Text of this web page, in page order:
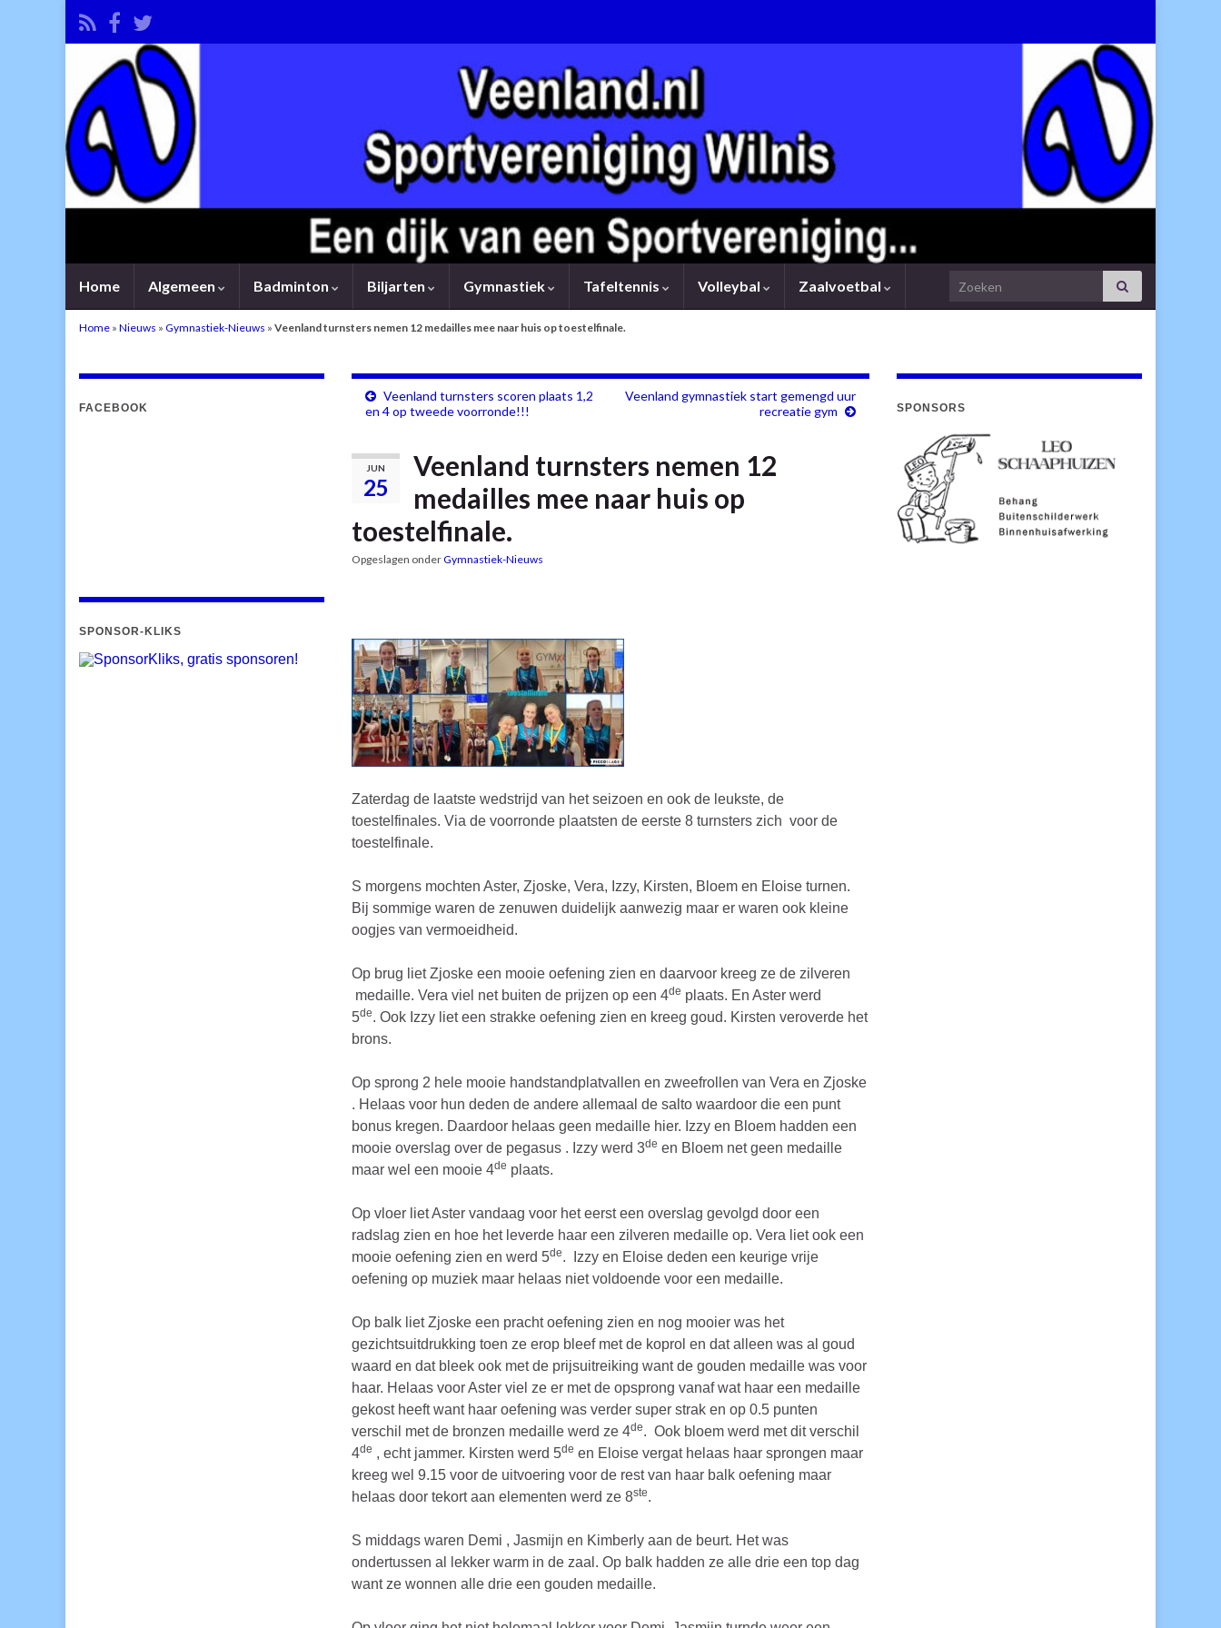
Home Algemeen Badminton Biljarten Gymnastiek Tafeltennis Volleybal Zaalvoetbal Search for:
Home » Nieuws » Gymnastiek-Nieuws » Veenland turnsters nemen 12 medailles mee naar huis op toestelfinale.
Veenland turnsters scoren plaats 1,2
en 4 op tweede voorronde!!!
Veenland gymnastiek start gemengd uur
recreatie gym
JUN
25
Veenland turnsters nemen 12
medailles mee naar huis op
toestelfinale.
Opgeslagen onderGymnastiek-Nieuws
Zaterdag de laatste wedstrijd van het seizoen en ook de leukste, de
toestelfinales. Via de voorronde plaatsten de eerste 8 turnsters zich voor de
toestelfinale.
S morgens mochten Aster, Zjoske, Vera, Izzy, Kirsten, Bloem en Eloise turnen.
Bij sommige waren de zenuwen duidelijk aanwezig maar er waren ook kleine
oogjes van vermoeidheid.
Op brug liet Zjoske een mooie oefening zien en daarvoor kreeg ze de zilveren
medaille. Vera viel net buiten de prijzen op een 4de plaats. En Aster werd
5de. Ook Izzy liet een strakke oefening zien en kreeg goud. Kirsten veroverde het
brons.
Op sprong 2 hele mooie handstandplatvallen en zweefrollen van Vera en Zjoske
. Helaas voor hun deden de andere allemaal de salto waardoor die een punt
bonus kregen. Daardoor helaas geen medaille hier. Izzy en Bloem hadden een
mooie overslag over de pegasus . Izzy werd 3de en Bloem net geen medaille
maar wel een mooie 4de plaats.
Op vloer liet Aster vandaag voor het eerst een overslag gevolgd door een
radslag zien en hoe het leverde haar een zilveren medaille op. Vera liet ook een
mooie oefening zien en werd 5de. Izzy en Eloise deden een keurige vrije
oefening op muziek maar helaas niet voldoende voor een medaille.
Op balk liet Zjoske een pracht oefening zien en nog mooier was het
gezichtsuitdrukking toen ze erop bleef met de koprol en dat alleen was al goud
waard en dat bleek ook met de prijsuitreiking want de gouden medaille was voor
haar. Helaas voor Aster viel ze er met de opsprong vanaf wat haar een medaille
gekost heeft want haar oefening was verder super strak en op 0.5 punten
verschil met de bronzen medaille werd ze 4de. Ook bloem werd met dit verschil
4de , echt jammer. Kirsten werd 5de en Eloise vergat helaas haar sprongen maar
kreeg wel 9.15 voor de uitvoering voor de rest van haar balk oefening maar
helaas door tekort aan elementen werd ze 8ste.
S middags waren Demi , Jasmijn en Kimberly aan de beurt. Het was
ondertussen al lekker warm in de zaal. Op balk hadden ze alle drie een top dag
want ze wonnen alle drie een gouden medaille.
FACEBOOK
SPONSOR-KLIKS
SPONSORS